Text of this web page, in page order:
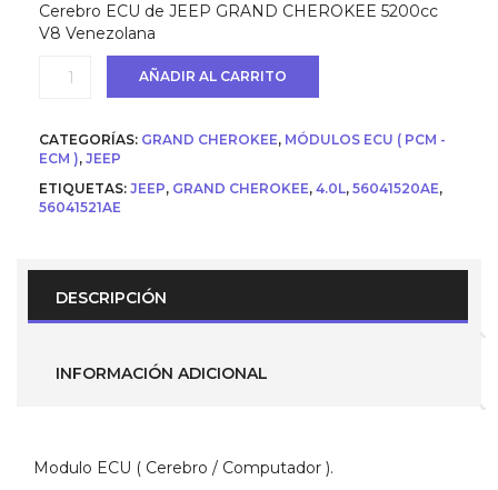
era:
USD
$ 600.
es:
Cerebro ECU de JEEP GRAND CHEROKEE 5200cc
V8 Venezolana
/
Computador
para
Jeep
Venezolana
(
56041456AC
AÑADIR AL CARRITO
CATEGORÍAS: GRAND CHEROKEE, MÓDULOS ECU ( PCM -
ECM ), JEEP
ETIQUETAS: JEEP, GRAND CHEROKEE, 4.0L, 56041520AE,
56041521AE
DESCRIPCIÓN
INFORMACIÓN ADICIONAL
Modulo ECU ( Cerebro / Computador ).